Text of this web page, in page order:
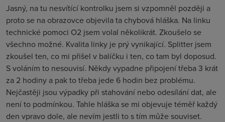
Jasný, na tu nesvítící kontrolku jsem si vzpomněl později a
proto se na obrazovce objevila ta chybová hláška. Na linku
technické pomoci O2 jsem volal několikrát. Zkoušelo se
všechno možné. Kvalita linky je prý vynikající. Splitter jsem
zkoušel ten, co mi přišel v balíčku i ten, co tam byl doposud.
S voláním to nesouvisí. Někdy vypadne připojení třeba 3 krát
za 2 hodiny a pak to třeba jede 6 hodin bez problému.
Nejčastěji jsou výpadky při stahování nebo odesílání dat, ale
není to podmínkou. Tahle hláška se mi objevuje téměř každý
den vpravo dole, ale nevím jestli to s tím může souviset.